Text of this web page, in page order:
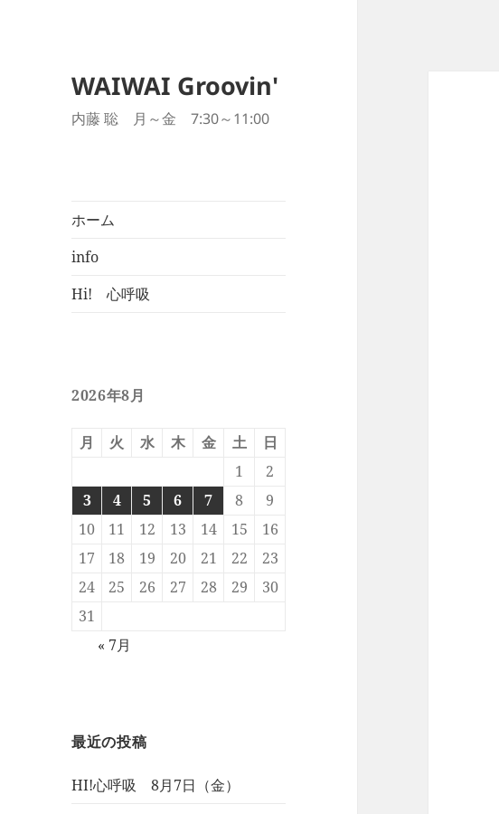
WAIWAI Groovin'
内藤 聡 月～金 7:30～11:00
ホーム
info
Hi! 心呼吸
2026年8月
月 火 水 木 金 土
日
1
2
3
4 5 6 7 8
9
10
11 12 13 14 15
16
17
18 19 20 21 22
23
24
25 26 27 28 29
30
31
« 7月
最近の投稿
HI!心呼吸 8月7日（金）